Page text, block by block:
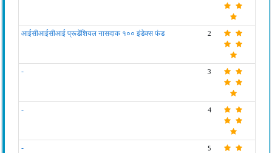
आईसीआईसीआई प्रूडेंशियल नासदाक १०० इंडेक्स फंड 2
- 3
- 4
- 5